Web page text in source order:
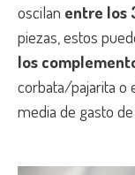
oscilan entre los
piezas, estos
los
corbata/pajarita o
media de gasto de